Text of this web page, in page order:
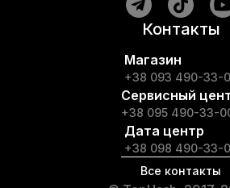
Контакты
Магазин
+38 093 490-33-
Сервисный
+38 095 490-33-
Дата центр
+38 098 490-33-
Все контакты